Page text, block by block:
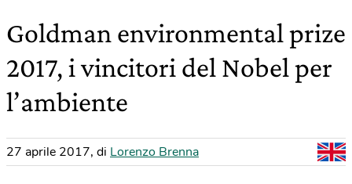
Goldman environmental prize
2017, i vincitori del Nobel per
l’ambiente
27 aprile 2017, di Lorenzo Brenna